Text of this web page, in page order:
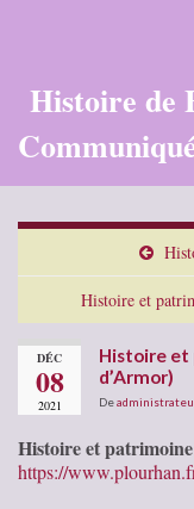
Histoire de
Histoire et
DÉC
08
2021
Histoire et
d’Armor)
De
Histoire et
https://